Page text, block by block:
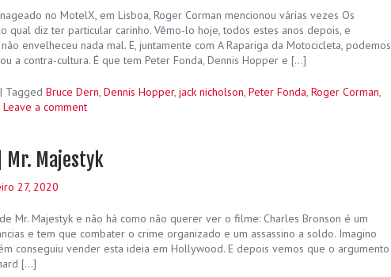
no MotelX, em Lisboa, Roger Corman mencionou várias vezes Os
qual diz ter particular carinho. Vêmo-lo hoje, todos estes anos depois, e
envelheceu nada mal. E, juntamente com A Rapariga da Motocicleta, podemos
a contra-cultura. É que tem Peter Fonda, Dennis Hopper e […]
| Tagged Bruce Dern, Dennis Hopper, jack nicholson, Peter Fonda, Roger Corman,
Leave a comment
| Mr. Majestyk
27, 2020
Mr. Majestyk e não há como não querer ver o filme: Charles Bronson é um
e tem que combater o crime organizado e um assassino a soldo. Imagino
conseguiu vender esta ideia em Hollywood. E depois vemos que o argumento
[…]